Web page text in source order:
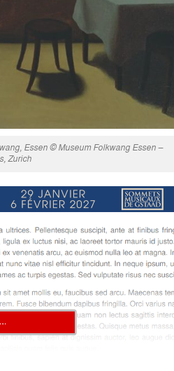
Essen © Museum Folkwang Essen –
Zurich